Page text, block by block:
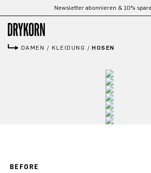
Zum Hauptinhalt springen
Kostenloser Versand ab 300 €
DAMEN / KLEIDUNG /HOSEN
BEFORE